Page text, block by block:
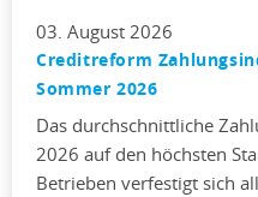
03. August 2026
Creditreform
Sommer 2026
Das durchschnittliche
2026 auf den höchsten
Betrieben verfestigt sich